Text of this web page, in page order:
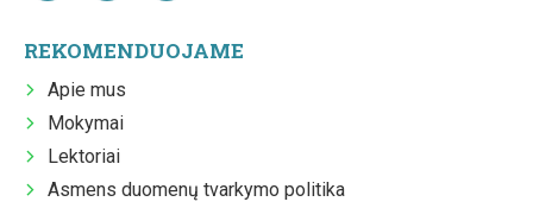
REKOMENDUOJAME
Apie mus
Mokymai
Lektoriai
Asmens duomenų tvarkymo politika